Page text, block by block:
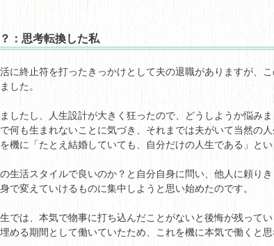
：思考転換した私
に終止符を打ったきっかけとして夫の退職がありますが、
した。
したし、人生設計が大きく狂ったので、どうしようか悩みま
何も生まれないことに気づき、それまでは夫がいて当然の
機に「たとえ結婚していても、自分だけの人生である」とい
生活スタイルで良いのか？と自分自身に問い、他人に頼り
で変えていけるものに集中しようと思い始めたのです。
では、本気で物事に打ち込んだことがないと後悔が残って
める期間として働いていたため、これを機に本気で働くと思